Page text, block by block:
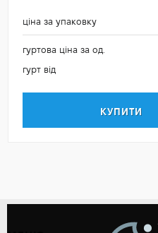
ціна за упаковку
гуртова ціна за од.
гурт від
КУПИТИ